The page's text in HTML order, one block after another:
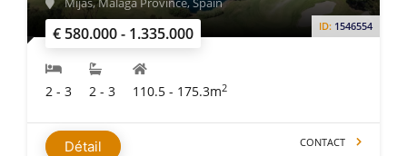
€ 580.000 - 1.335.000 ID: 1546554
2 - 3 2 - 3 110.5 - 175.3m2
Détail CONTACT